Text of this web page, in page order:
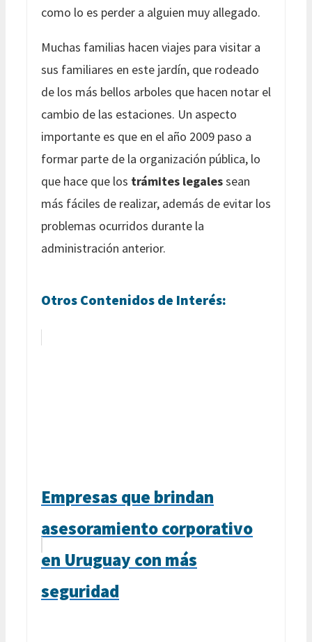
como lo es perder a alguien muy allegado.
Muchas familias hacen viajes para visitar a
sus familiares en este jardín, que rodeado
de los más bellos arboles que hacen notar el
cambio de las estaciones. Un aspecto
importante es que en el año 2009 paso a
formar parte de la organización pública, lo
que hace que los trámites legalessean
más fáciles de realizar, además de evitar los
problemas ocurridos durante la
administración anterior.
Otros Contenidos de Interés:
Empresas que brindan
asesoramiento corporativo
en Uruguay con más
seguridad